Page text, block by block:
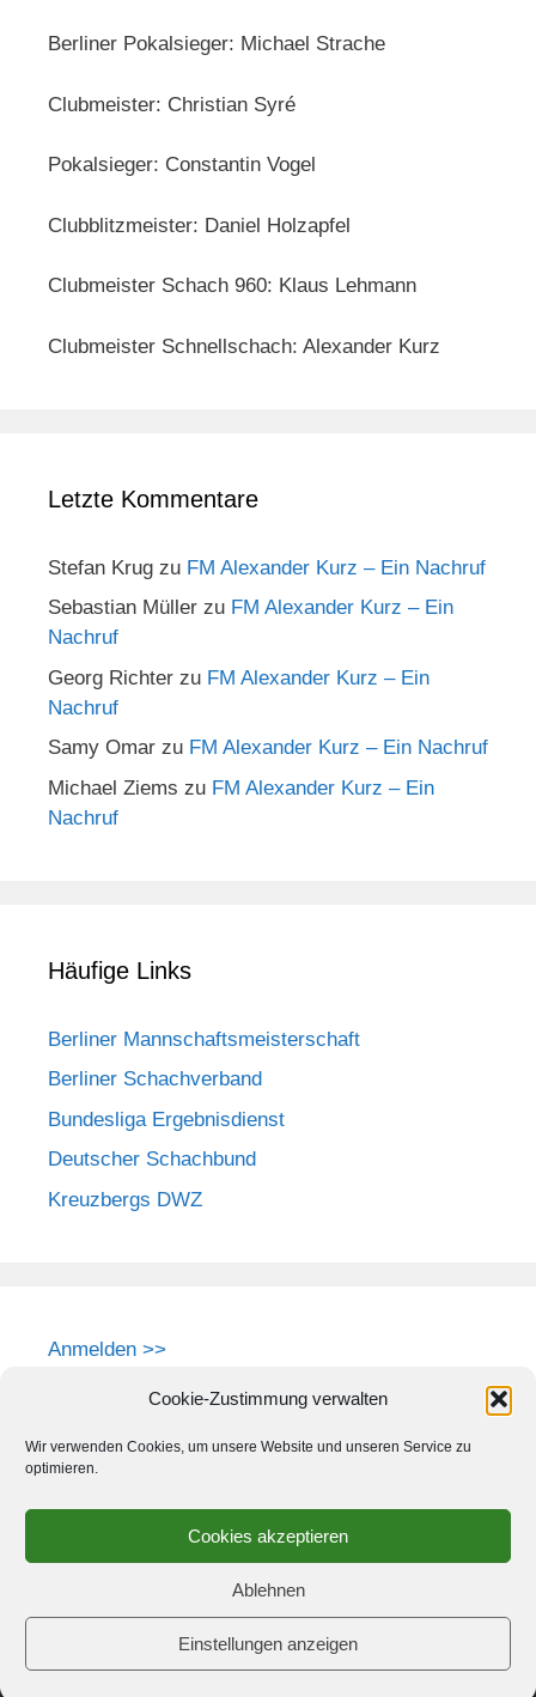
Cookie-Zustimmung verwalten
Wir verwenden Cookies, um unsere Website und unseren Service zu
optimieren.
Cookies akzeptieren
Ablehnen
Einstellungen anzeigen
Berliner Pokalsieger: Michael Strache
Clubmeister: Christian Syré
Pokalsieger: Constantin Vogel
Clubblitzmeister: Daniel Holzapfel
Clubmeister Schach 960: Klaus Lehmann
Clubmeister Schnellschach: Alexander Kurz
Letzte Kommentare
Stefan Krug zu FM Alexander Kurz – Ein Nachruf
Sebastian Müller zu FM Alexander Kurz – Ein
Nachruf
Georg Richter zu FM Alexander Kurz – Ein
Nachruf
Samy Omar zu FM Alexander Kurz – Ein Nachruf
Michael Ziems zu FM Alexander Kurz – Ein
Nachruf
Häufige Links
Berliner Mannschaftsmeisterschaft
Berliner Schachverband
Bundesliga Ergebnisdienst
Deutscher Schachbund
Kreuzbergs DWZ
Anmelden >>
© 2026 Schach-Club Kreuzberg e.V. GeneratePress